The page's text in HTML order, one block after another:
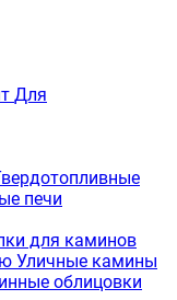
Для
печи
для каминов
Уличные камины
облицовки